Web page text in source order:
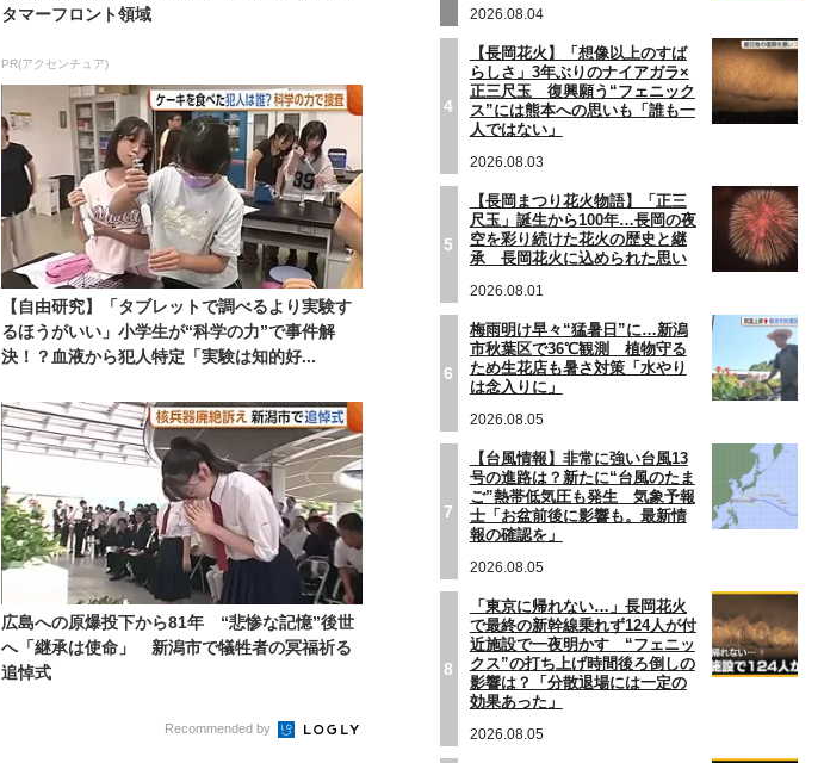
タマーフロント領域
PR(アクセンチュア)
【自由研究】「タブレットで調べるより実験す
るほうがいい」小学生が“科学の力”で事件解
決！？血液から犯人特定「実験は知的好...
広島への原爆投下から81年 “悲惨な記憶”後世
へ「継承は使命」 新潟市で犠牲者の冥福祈る
追悼式
Recommended by
2026.08.04
4
【長岡花火】「想像以上のすば
らしさ」3年ぶりのナイアガラ×
正三尺玉 復興願う“フェニック
ス”には熊本への思いも「誰も一
人ではない」
2026.08.03
5
【長岡まつり花火物語】「正三
尺玉」誕生から100年…長岡の夜
空を彩り続けた花火の歴史と継
承 長岡花火に込められた思い
2026.08.01
6
梅雨明け早々“猛暑日”に…新潟
市秋葉区で36℃観測 植物守る
ため生花店も暑さ対策「水やり
は念入りに」
2026.08.05
7
【台風情報】非常に強い台風13
号の進路は？新たに“台風のたま
ご”熱帯低気圧も発生 気象予報
士「お盆前後に影響も。最新情
報の確認を」
2026.08.05
8
「東京に帰れない…」長岡花火
で最終の新幹線乗れず124人が付
近施設で一夜明かす “フェニッ
クス”の打ち上げ時間後ろ倒しの
影響は？「分散退場には一定の
効果あった」
2026.08.05